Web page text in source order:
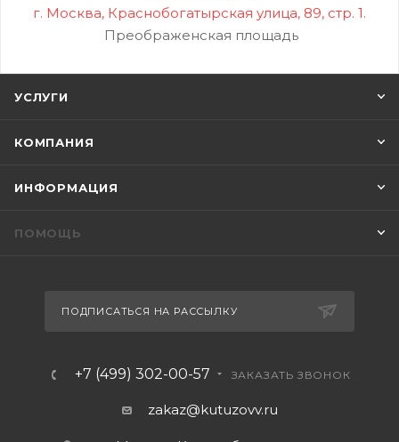
г. Москва, Краснобогатырская улица, 89, стр. 1.
Преображенская площадь
УСЛУГИ
КОМПАНИЯ
ИНФОРМАЦИЯ
ПОМОЩЬ
ПОДПИСАТЬСЯ НА РАССЫЛКУ
+7 (499) 302-00-57 ЗАКАЗАТЬ ЗВОНОК
zakaz@kutuzovv.ru